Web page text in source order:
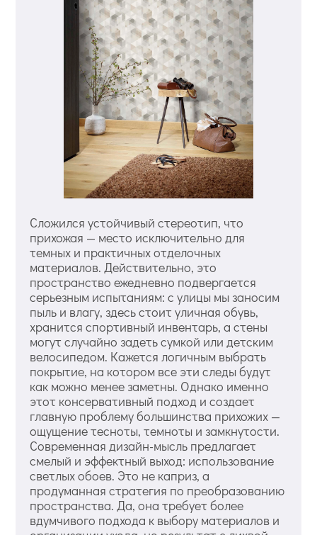
Сложился устойчивый стереотип, что
прихожая — место исключительно для
темных и практичных отделочных
материалов. Действительно, это
пространство ежедневно подвергается
серьезным испытаниям: с улицы мы заносим
пыль и влагу, здесь стоит уличная обувь,
хранится спортивный инвентарь, а стены
могут случайно задеть сумкой или детским
велосипедом. Кажется логичным выбрать
покрытие, на котором все эти следы будут
как можно менее заметны. Однако именно
этот консервативный подход и создает
главную проблему большинства прихожих —
ощущение тесноты, темноты и замкнутости.
Современная дизайн-мысль предлагает
смелый и эффектный выход: использование
светлых обоев. Это не каприз, а
продуманная стратегия по преобразованию
пространства. Да, она требует более
вдумчивого подхода к выбору материалов и